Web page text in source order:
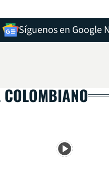
Síguenos en Google